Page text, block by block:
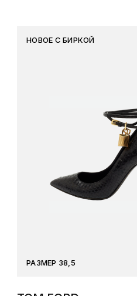
НОВОЕ С БИРКОЙ
РАЗМЕР 38,5